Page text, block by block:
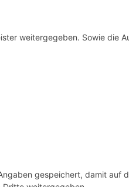
weitergegeben. Sowie die
gespeichert, damit auf